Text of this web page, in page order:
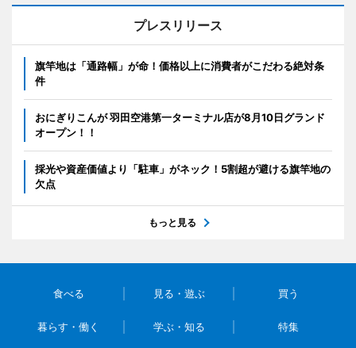
プレスリリース
旗竿地は「通路幅」が命！価格以上に消費者がこだわる絶対条
件
おにぎりこんが 羽田空港第一ターミナル店が8月10日グランド
オープン！！
採光や資産価値より「駐車」がネック！5割超が避ける旗竿地の
欠点
もっと見る
食べる 見る・遊ぶ 買う
暮らす・働く 学ぶ・知る 特集